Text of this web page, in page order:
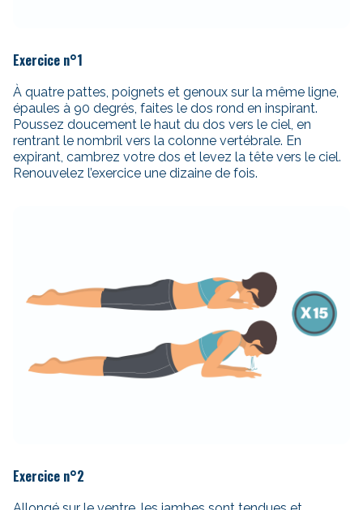
Exercice n°1
À quatre pattes, poignets et genoux sur la même ligne,
épaules à 90 degrés, faites le dos rond en inspirant.
Poussez doucement le haut du dos vers le ciel, en
rentrant le nombril vers la colonne vertébrale. En
expirant, cambrez votre dos et levez la tête vers le ciel.
Renouvelez l’exercice une dizaine de fois.
Exercice n°2